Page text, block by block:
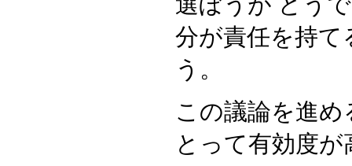
分が責任を持て
う。
この議論を進
とって有効度